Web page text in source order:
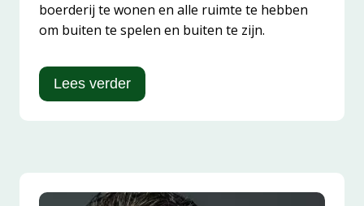
boerderij te wonen en alle ruimte te hebben
om buiten te spelen en buiten te zijn.
Lees verder